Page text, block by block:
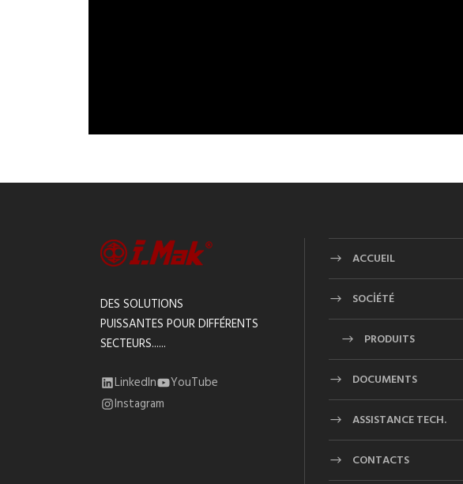
DES SOLUTIONS
PUISSANTES POUR DIFFÉRENTS
SECTEURS......
LinkedIn
YouTube
Instagram
ACCUEIL
SOCİÉTÉ
PRODUITS
DOCUMENTS
ASSISTANCE TECH.
CONTACTS